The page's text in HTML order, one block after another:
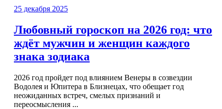
25 декабря 2025
Любовный гороскоп на 2026 год: что
ждёт мужчин и женщин каждого
знака зодиака
2026 год пройдет под влиянием Венеры в созвездии
Водолея и Юпитера в Близнецах, что обещает год
неожиданных встреч, смелых признаний и
переосмысления ...